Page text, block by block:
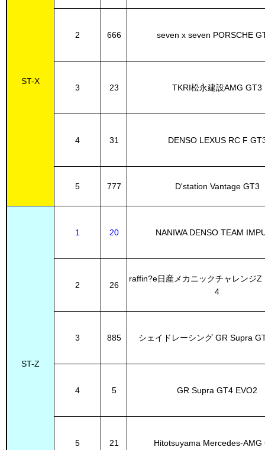
ST-X
2 666 seven x seven PORSCHE
3 23 TKRI松永建設AMG GT3
4 31 DENSO LEXUS RC F
5 777 D'station Vantage GT3
ST-Z
1 20 NANIWA DENSO TEAM
2 26
raffin?e日産メカニックチャレンジZ
4
3 885 シェイドレーシング GR Supra
4 5 GR Supra GT4 EVO2
5 21 Hitotsuyama Mercedes-AMG